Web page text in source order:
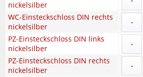
nickelsilber
WC-Einsteckschloss DIN rechts
nickelsilber
-
PZ-Einsteckschloss DIN links
nickelsilber
-
PZ-Einsteckschloss DIN rechts
nickelsilber
-